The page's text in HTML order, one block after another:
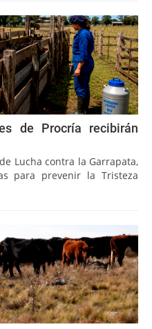
de Procría recibirán
Lucha contra la Garrapata,
para prevenir la Tristeza